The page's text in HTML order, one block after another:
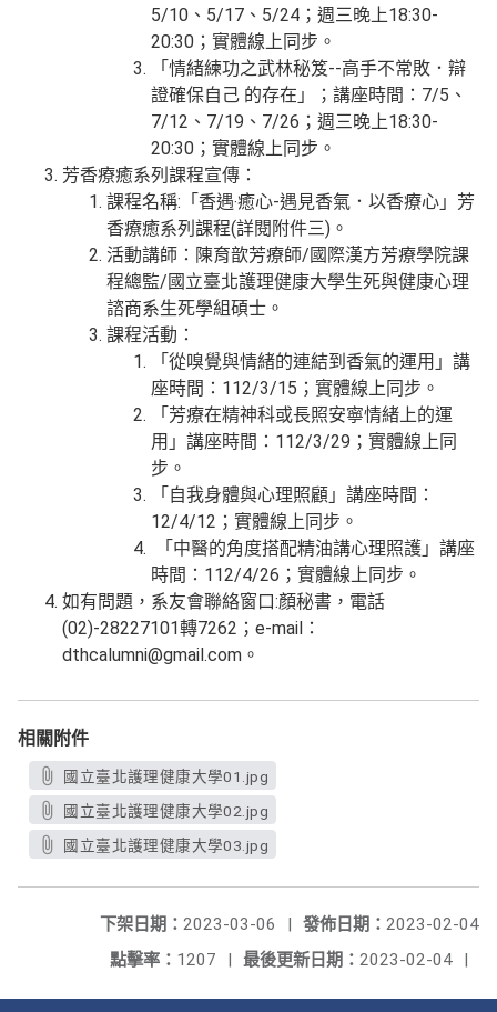
5/10、5/17、5/24；週三晚上18:30-
20:30；實體線上同步。
「情緒練功之武林秘笈--高手不常敗．辯
證確保自己 的存在」；講座時間：7/5、
7/12、7/19、7/26；週三晚上18:30-
20:30；實體線上同步。
芳香療癒系列課程宣傳：
課程名稱:「香遇‧癒心-遇見香氣．以香療心」芳
香療癒系列課程(詳閱附件三)。
活動講師：陳育歆芳療師/國際漢方芳療學院課
程總監/國立臺北護理健康大學生死與健康心理
諮商系生死學組碩士。
課程活動：
「從嗅覺與情緒的連結到香氣的運用」講
座時間：112/3/15；實體線上同步。
「芳療在精神科或長照安寧情緒上的運
用」講座時間：112/3/29；實體線上同
步。
「自我身體與心理照顧」講座時間：
12/4/12；實體線上同步。
「中醫的角度搭配精油講心理照護」講座
時間：112/4/26；實體線上同步。
如有問題，系友會聯絡窗口:顏秘書，電話
(02)-28227101轉7262；e-mail：
dthcalumni@gmail.com。
相關附件
國立臺北護理健康大學01.jpg
國立臺北護理健康大學02.jpg
國立臺北護理健康大學03.jpg
發佈日期： 2023-02-04
下架日期： 2023-03-06
|
最後更新日期： 2023-02-04 |
點擊率： 1207 |